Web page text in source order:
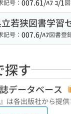
記号： 007.61/ﾊﾌ ｺ/1
若狭図書学習
記号： 007.6/ﾊﾌ図書登
探す
データベース
』は各出版社から提